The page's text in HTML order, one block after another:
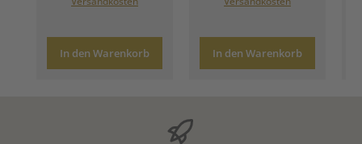
In den Warenkorb In den Warenkorb